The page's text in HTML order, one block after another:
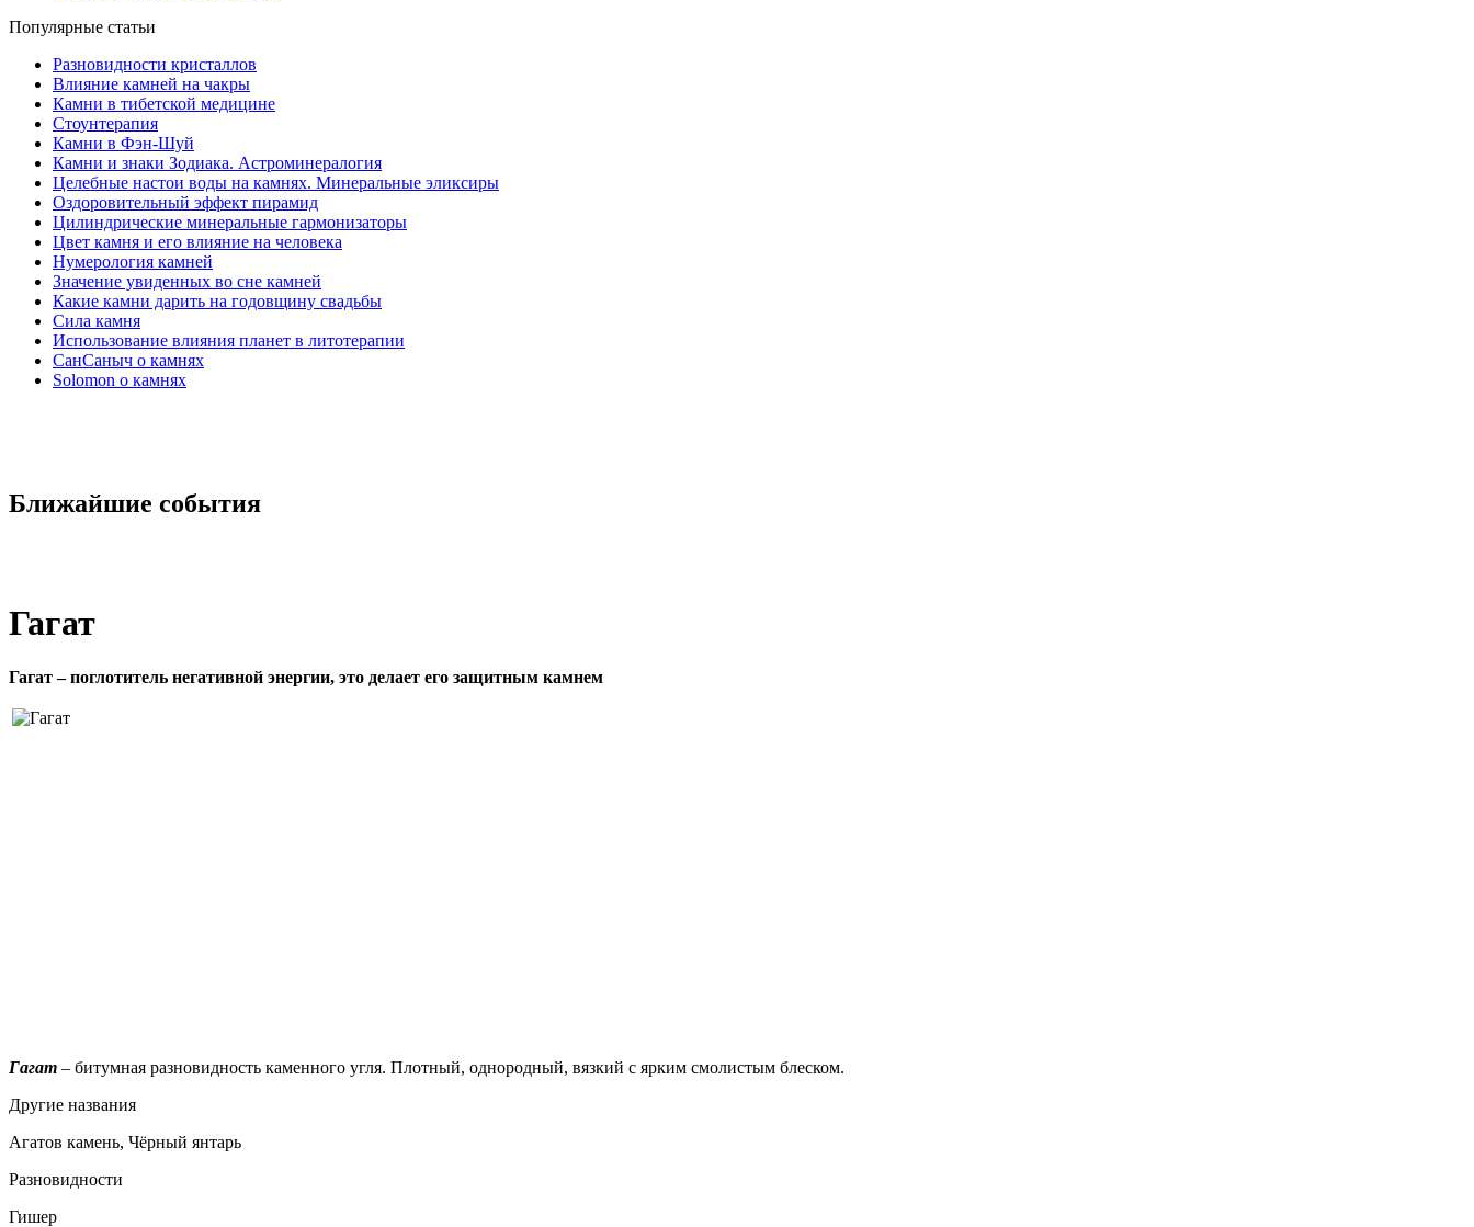
Популярные статьи
Разновидности кристаллов
Влияние камней на чакры
Камни в тибетской медицине
Стоунтерапия
Камни в Фэн-Шуй
Камни и знаки Зодиака. Астроминералогия
Целебные настои воды на камнях. Минеральные эликсиры
Оздоровительный эффект пирамид
Цилиндрические минеральные гармонизаторы
Цвет камня и его влияние на человека
Нумерология камней
Значение увиденных во сне камней
Какие камни дарить на годовщину свадьбы
Cила камня
Использование влияния планет в литотерапии
СанСаныч о камнях
Solomon о камнях
Ближайшие события
Гагат
Гагат – поглотитель негативной энергии, это делает его защитным камнем
Гагат – битумная разновидность каменного угля. Плотный, однородный, вязкий с ярким смолистым блеском.
Другие названия
Агатов камень, Чёрный янтарь
Разновидности
Гишер